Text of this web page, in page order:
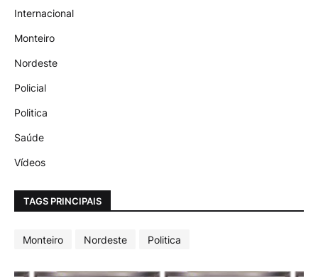
Internacional
Monteiro
Nordeste
Policial
Politica
Saúde
Vídeos
TAGS PRINCIPAIS
Monteiro Nordeste Politica